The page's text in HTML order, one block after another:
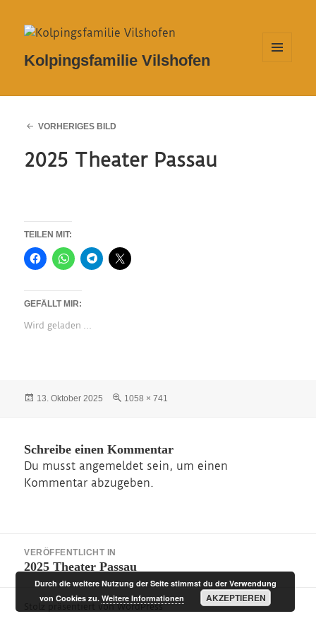
Kolpingsfamilie Vilshofen
VORHERIGES BILD
2025 Theater Passau
TEILEN MIT:
GEFÄLLT MIR:
Wird geladen …
Veröffentlicht
13. Oktober 2025 Originalgröße
1058 × 741
Schreibe einen Kommentar
Du musstangemeldet sein, um einen
Kommentar abzugeben.
VERÖFFENTLICHT IN
2025 Theater Passau
Stolz präsentiert von WordPress
Durch die weitere Nutzung der Seite stimmst du der Verwendung
von Cookies zu.Weitere Informationen AKZEPTIEREN